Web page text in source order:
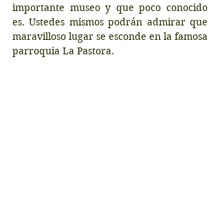
importante museo y que poco conocido
es. Ustedes mismos podrán admirar que
maravilloso lugar se esconde en la famosa
parroquia La Pastora.